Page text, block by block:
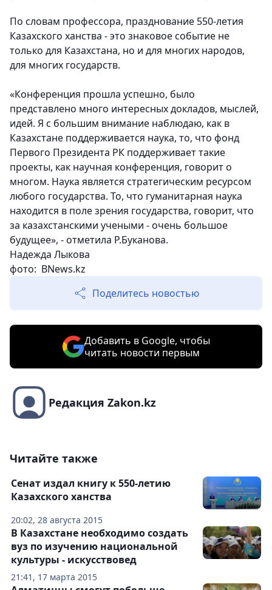
По словам профессора, празднование 550-летия
Казахского ханства - это знаковое событие не
только для Казахстана, но и для многих народов,
для многих государств.
«Конференция прошла успешно, было
представлено много интересных докладов, мыслей,
идей. Я с большим внимание наблюдаю, как в
Казахстане поддерживается наука, то, что фонд
Первого Президента РК поддерживает такие
проекты, как научная конференция, говорит о
многом. Наука является стратегическим ресурсом
любого государства. То, что гуманитарная наука
находится в поле зрения государства, говорит, что
за казахстанскими учеными - очень большое
будущее», - отметила Р.Буканова.
Надежда Лыкова
фото: BNews.kz
Поделитесь новостью
Добавить в Google, чтобы
читать новости первым
Редакция Zakon.kz
Читайте также
20:02, 28 августа 2015
Сенат издал книгу к 550-летию
Казахского ханства
21:41, 17 марта 2015
В Казахстане необходимо создать
вуз по изучению национальной
культуры - искусствовед